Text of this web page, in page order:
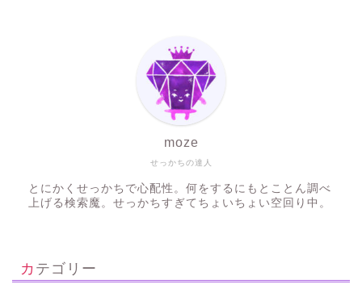
せっかちの達人
moze
とにかくせっかちで心配性。何をするにもとことん調べ
上げる検索魔。せっかちすぎてちょいちょい空回り中。
カテゴリー